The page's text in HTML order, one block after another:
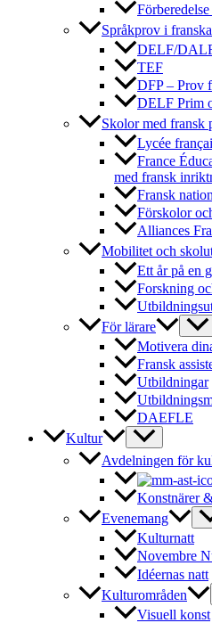
Språkprov i franska
DELF/
TEF
DFP – Prov
DELF Prim
Skolor med fransk
Lycée
France
med fransk
Fransk
Förskolor
Alliances
Mobilitet och
Ett år på en
Forskning
För lärare
Motivera
Fransk
Utbildningar
DAEFLE
Kultur
Avdelningen för
Konstnärer
Evenemang
Kulturnatt
Novembre
Idéernas natt
Kulturområden
Visuell konst